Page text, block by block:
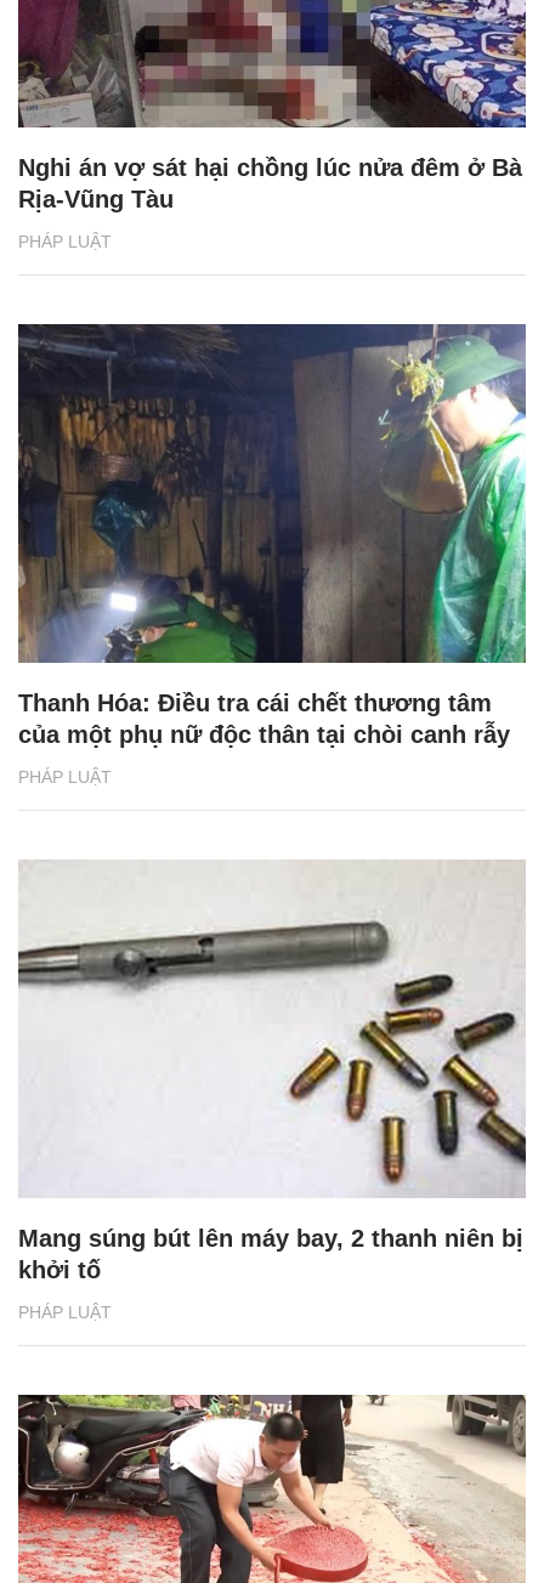
PHÁP LUẬT
Nghi án vợ sát hại chồng lúc nửa đêm ở Bà
Rịa-Vũng Tàu
PHÁP LUẬT
Thanh Hóa: Điều tra cái chết thương tâm
của một phụ nữ độc thân tại chòi canh rẫy
PHÁP LUẬT
Mang súng bút lên máy bay, 2 thanh niên bị
khởi tố